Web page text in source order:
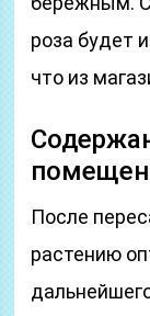
роза будет
что из
После
растению